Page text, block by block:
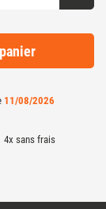
11/08/2026
4x sans frais